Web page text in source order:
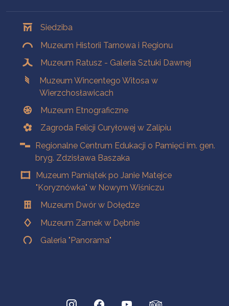
Siedziba
Muzeum Historii Tarnowa i Regionu
Muzeum Ratusz - Galeria Sztuki Dawnej
Muzeum Wincentego Witosa w
Wierzchosławicach
Muzeum Etnograficzne
Zagroda Felicji Curyłowej w Zalipiu
Regionalne Centrum Edukacji o Pamięci im. gen.
bryg. Zdzisława Baszaka
Muzeum Pamiątek po Janie Matejce
"Koryznówka" w Nowym Wiśniczu
Muzeum Dwór w Dołędze
Muzeum Zamek w Dębnie
Galeria "Panorama"